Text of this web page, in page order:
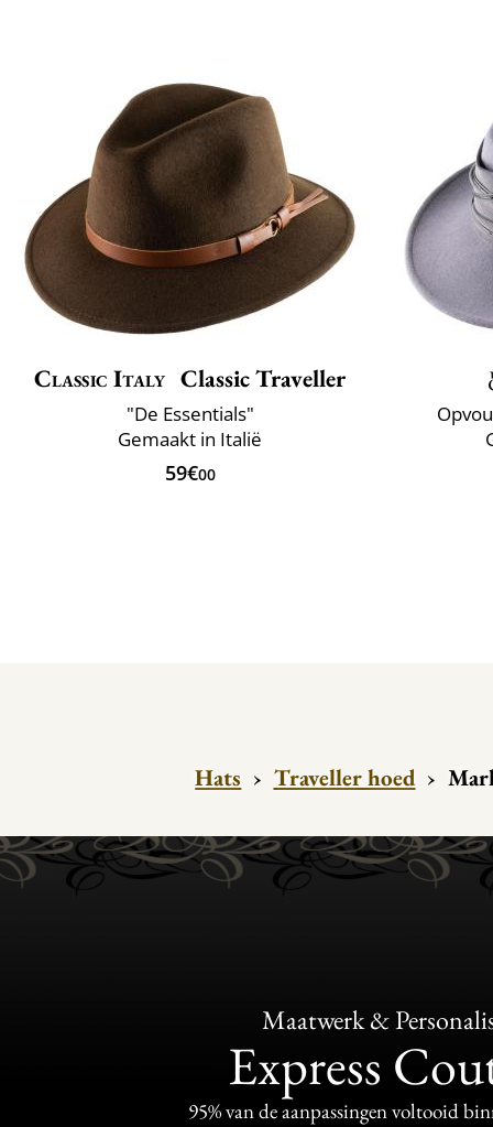
Classic Italy Classic Traveller
"De Essentials"
Gemaakt in Italië
59€00
Hats › Traveller hoed ›
Maatwerk &
Express
95% van de aanpassingen voltooid